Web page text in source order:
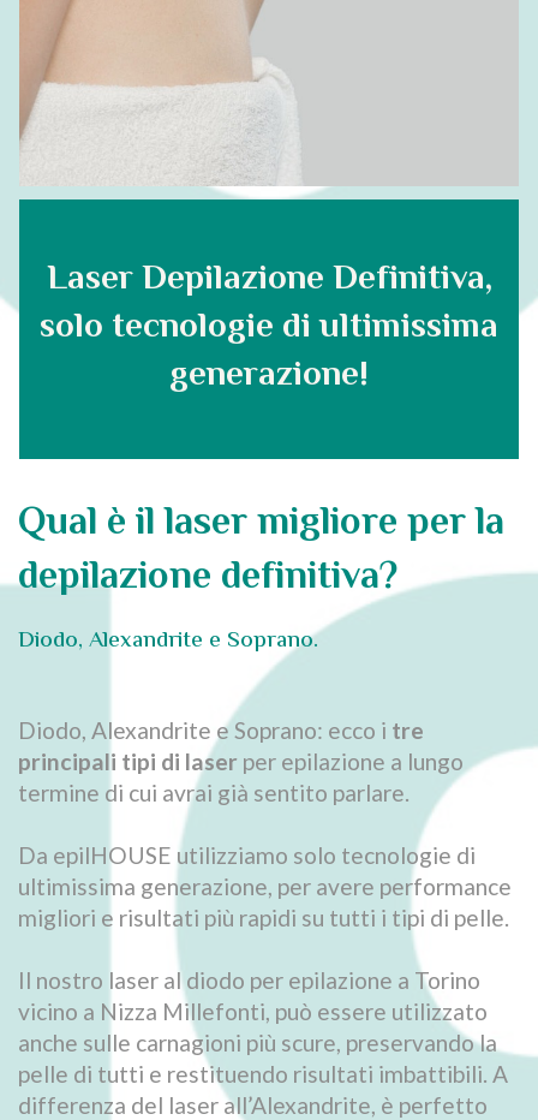
Laser Depilazione Definitiva,
solo tecnologie di ultimissima
generazione!
Qual è il laser migliore per la
depilazione definitiva?
Diodo, Alexandrite e Soprano.
Diodo, Alexandrite e Soprano: ecco i tre
principali tipi di laser per epilazione a lungo
termine di cui avrai già sentito parlare.
Da epilHOUSE utilizziamo solo tecnologie di
ultimissima generazione, per avere performance
migliori e risultati più rapidi su tutti i tipi di pelle.
Il nostro laser al diodo per epilazione a Torino
vicino a Nizza Millefonti, può essere utilizzato
anche sulle carnagioni più scure, preservando la
pelle di tutti e restituendo risultati imbattibili. A
differenza del laser all’Alexandrite, è perfetto